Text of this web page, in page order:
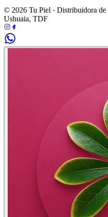
© 2026 Tu Piel · Distribuidora de
Ushuaia, TDF